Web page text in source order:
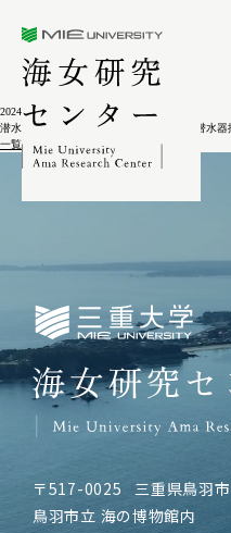
2024.02.04
潜水器漁業百年－千葉県布良村における潜水器
一覧に戻る
〒517-0025
三重県鳥羽
鳥羽市立 海の博物館内